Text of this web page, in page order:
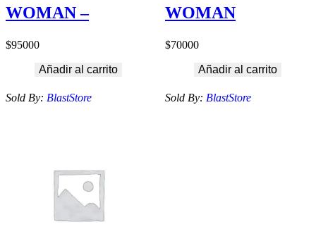
WOMAN –
$95000
Añadir al carrito
Sold By: BlastStore
WOMAN
$70000
Añadir al carrito
Sold By: BlastStore